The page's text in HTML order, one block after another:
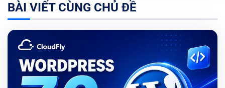
BÀI VIẾT CÙNG CHỦ ĐỀ